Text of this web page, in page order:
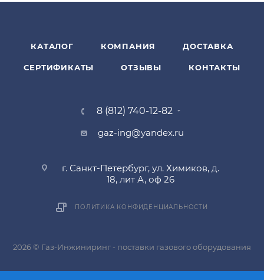
КАТАЛОГ КОМПАНИЯ ДОСТАВКА
СЕРТИФИКАТЫ ОТЗЫВЫ КОНТАКТЫ
8 (812) 740-12-82
gaz-ing@yandex.ru
г. Санкт-Петербург, ул. Химиков, д.
18, лит А, оф 26
ПОЛИТИКА КОНФИДЕНЦИАЛЬНОСТИ
2026 © Газ-Инжиниринг - поставки газового оборудования